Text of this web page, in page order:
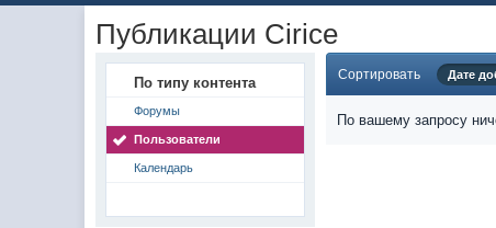
Публикации Cirice
По типу контента
Форумы
Пользователи
Календарь
Сортировать Дате
По вашему запросу